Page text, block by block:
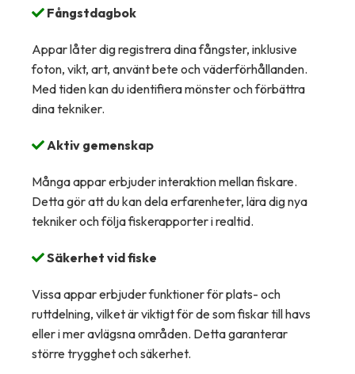
Fångstdagbok
Appar låter dig registrera dina fångster, inklusive
foton, vikt, art, använt bete och väderförhållanden.
Med tiden kan du identifiera mönster och förbättra
dina tekniker.
Aktiv gemenskap
Många appar erbjuder interaktion mellan fiskare.
Detta gör att du kan dela erfarenheter, lära dig nya
tekniker och följa fiskerapporter i realtid.
Säkerhet vid fiske
Vissa appar erbjuder funktioner för plats- och
ruttdelning, vilket är viktigt för de som fiskar till havs
eller i mer avlägsna områden. Detta garanterar
större trygghet och säkerhet.